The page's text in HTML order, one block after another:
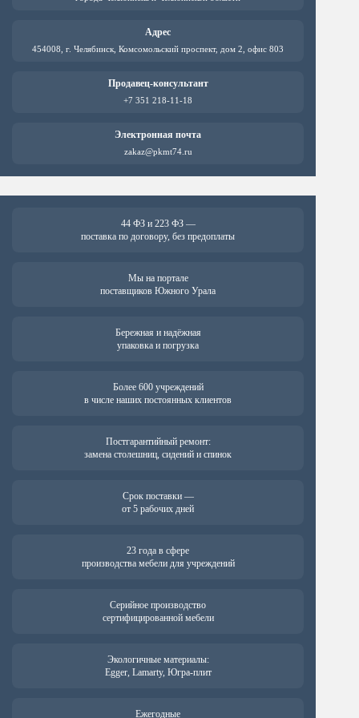
Адрес
454008, г. Челябинск, Комсомольский проспект, дом 2, офис 803
Продавец-консультант
+7 351 218-11-18
Электронная почта
zakaz@pkmt74.ru
44 ФЗ и 223 ФЗ —
поставка по договору, без предоплаты
Мы на портале
поставщиков Южного Урала
Бережная и надёжная
упаковка и погрузка
Более 600 учреждений
в числе наших постоянных клиентов
Постгарантийный ремонт:
замена столешниц, сидений и спинок
Срок поставки —
от 5 рабочих дней
23 года в сфере
производства мебели для учреждений
Серийное производство
сертифицированной мебели
Экологичные материалы:
Egger, Lamarty, Югра-плит
Ежегодные